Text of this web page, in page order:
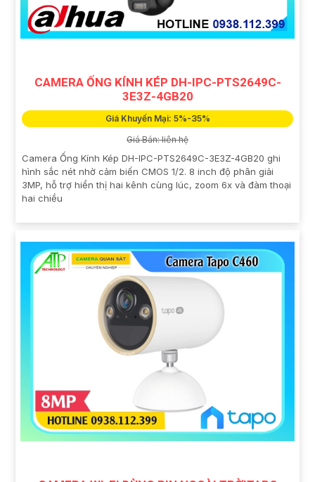
CAMERA ỐNG KÍNH KÉP DH-IPC-PTS2649C-
3E3Z-4GB20
Giá Khuyến Mại: 5%-35%
Giá Bán: liên hệ
Camera Ống Kính Kép DH-IPC-PTS2649C-3E3Z-4GB20 ghi
hình sắc nét nhờ cảm biến CMOS 1/2. 8 inch độ phân giải
3MP, hỗ trợ hiển thị hai kênh cùng lúc, zoom 6x và đàm thoại
hai chiều